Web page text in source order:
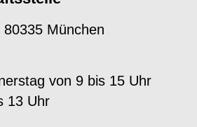
München
von 9 bis 15 Uhr
13 Uhr